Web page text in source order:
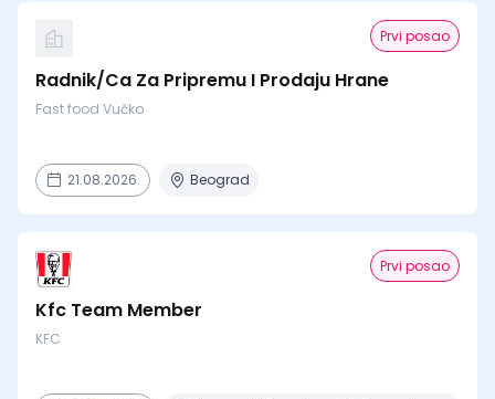
Prvi posao
Radnik/Ca Za Pripremu I Prodaju Hrane
Fast food Vučko
21.08.2026. Beograd
Prvi posao
Kfc Team Member
KFC